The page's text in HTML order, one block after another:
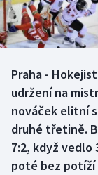
Biatlon
Boby a
Box
Curling
Dostihy
Aplikace ČT
AZ kvíz
Praha -
udržení na
nováček elitní
druhé třetině.
7:2, když vedlo
poté bez potíží